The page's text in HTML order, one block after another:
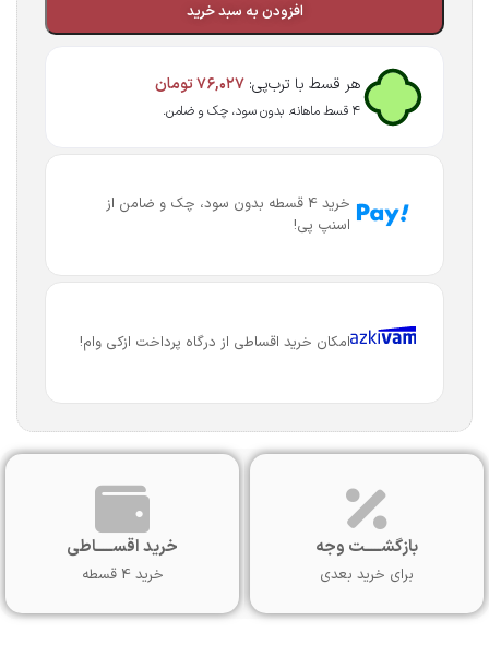
افزودن به سبد خرید
هر قسط با ترب‌پی: ۷۶,۰۲۷تومان
۴ قسط ماهانه. بدون سود، چک و ضامن.
خرید 4 قسطه بدون سود، چک و ضامن از
اسنپ پی!
امکان خرید اقساطی از درگاه پرداخت ازکی وام!
بازگشـــــت وجه
برای خرید بعدی
خرید اقســـــاطی
خرید 4 قسطه